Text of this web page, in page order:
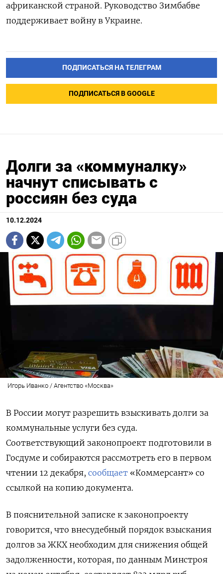
африканской страной. Руководство Зимбабве
поддерживает войну в Украине.
ПОДПИСАТЬСЯ НА ТЕЛЕГРАМ
ПОДПИСАТЬСЯ В GOOGLE
Долги за «коммуналку»
начнут списывать с
россиян без суда
10.12.2024
Игорь Иванко / Агентство «Москва»
В России могут разрешить взыскивать долги за
коммунальные услуги без суда.
Соответствующий законопроект подготовили в
Госдуме и собираются рассмотреть его в первом
чтении 12 декабря, сообщает «Коммерсант» со
ссылкой на копию документа.
В пояснительной записке к законопроекту
говорится, что внесудебный порядок взыскания
долгов за ЖКХ необходим для снижения общей
задолженности, которая, по данным Минстроя